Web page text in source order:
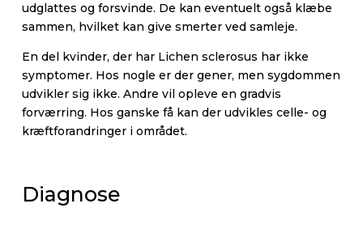
udglattes og forsvinde. De kan eventuelt også klæbe
sammen, hvilket kan give smerter ved samleje.
En del kvinder, der har Lichen sclerosus har ikke
symptomer. Hos nogle er der gener, men sygdommen
udvikler sig ikke. Andre vil opleve en gradvis
forværring. Hos ganske få kan der udvikles celle- og
kræftforandringer i området.
Diagnose